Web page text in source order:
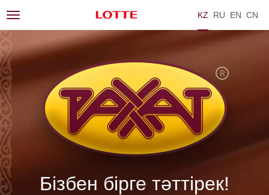
KZ RU EN ZH
Бізбен бірге тәттірек!
Toggle
navigation